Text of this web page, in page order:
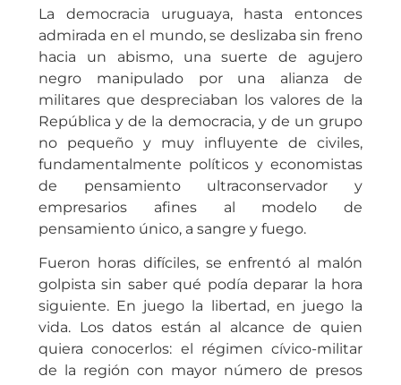
La democracia uruguaya, hasta entonces
admirada en el mundo, se deslizaba sin freno
hacia un abismo, una suerte de agujero
negro manipulado por una alianza de
militares que despreciaban los valores de la
República y de la democracia, y de un grupo
no pequeño y muy influyente de civiles,
fundamentalmente políticos y economistas
de pensamiento ultraconservador y
empresarios afines al modelo de
pensamiento único, a sangre y fuego.
Fueron horas difíciles, se enfrentó al malón
golpista sin saber qué podía deparar la hora
siguiente. En juego la libertad, en juego la
vida. Los datos están al alcance de quien
quiera conocerlos: el régimen cívico-militar
de la región con mayor número de presos